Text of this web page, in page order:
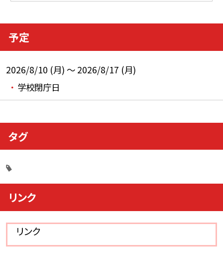
予定
2026/8/10 (月) ～ 2026/8/17 (月)
学校閉庁日
タグ
リンク
リンク